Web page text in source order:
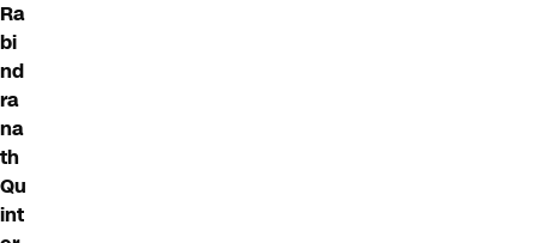
Ra
bi
nd
ra
na
th
Qu
int